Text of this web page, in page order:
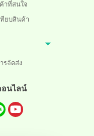
าที่สนใจ
ทียบสินค้า
รจัดส่ง
นไลน์